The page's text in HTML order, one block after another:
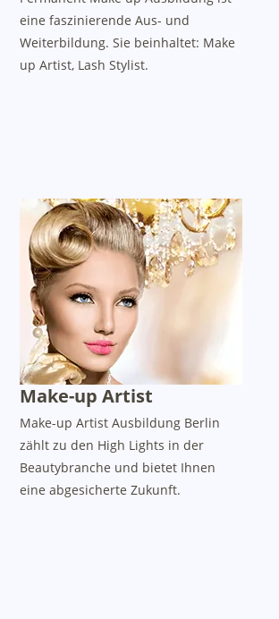
eine faszinierende Aus- und
Weiterbildung. Sie beinhaltet: Make
up Artist, Lash Stylist.
Make-up Artist
Make-up Artist Ausbildung Berlin
zählt zu den High Lights in der
Beautybranche und bietet Ihnen
eine abgesicherte Zukunft.